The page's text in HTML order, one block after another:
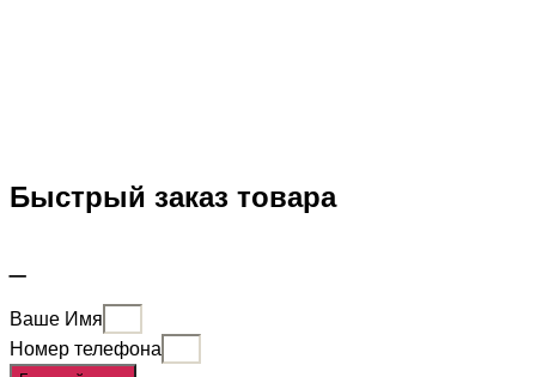
Быстрый заказ товара
Ваше Имя
Номер телефона